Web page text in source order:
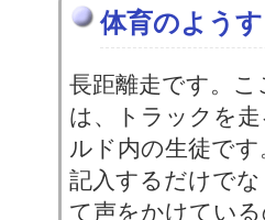
体育のようす
長距離走です。
は、トラックを
ルド内の生徒で
記入するだけで
て声をかけてい